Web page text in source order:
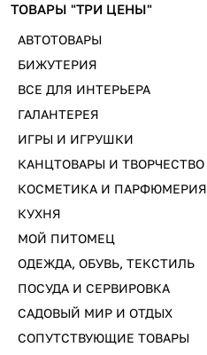
ТОВАРЫ "ТРИ ЦЕНЫ"
АВТОТОВАРЫ
БИЖУТЕРИЯ
ВСЕ ДЛЯ ИНТЕРЬЕРА
ГАЛАНТЕРЕЯ
ИГРЫ И ИГРУШКИ
КАНЦТОВАРЫ И ТВОРЧЕСТВО
КОСМЕТИКА И ПАРФЮМЕРИЯ
КУХНЯ
МОЙ ПИТОМЕЦ
ОДЕЖДА, ОБУВЬ, ТЕКСТИЛЬ
ПОСУДА И СЕРВИРОВКА
САДОВЫЙ МИР И ОТДЫХ
СОПУТСТВУЮЩИЕ ТОВАРЫ